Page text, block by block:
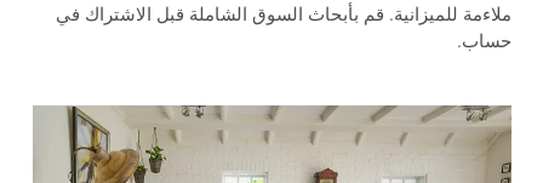
ملاءمة للميزانية. قم بأبحاث السوق الشاملة قبل الاشتراك في
حساب.